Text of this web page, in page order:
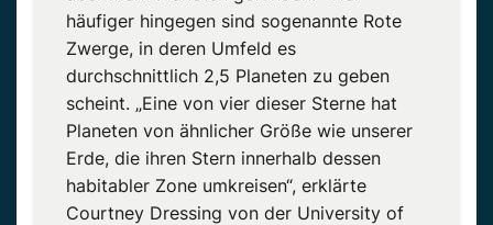
häufiger hingegen sind sogenannte Rote
Zwerge, in deren Umfeld es
durchschnittlich 2,5 Planeten zu geben
scheint. „Eine von vier dieser Sterne hat
Planeten von ähnlicher Größe wie unserer
Erde, die ihren Stern innerhalb dessen
habitabler Zone umkreisen“, erklärte
Courtney Dressing von der University of